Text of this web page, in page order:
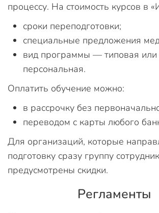
процессу. На стоимость курсов в
сроки переподготовки;
специальные предложения
вид программы — типовая или
персональная.
Оплатить обучение можно:
в рассрочку без
переводом с карты любого
Для организаций, которые
подготовку сразу группу
предусмотрены скидки.
Регламенты